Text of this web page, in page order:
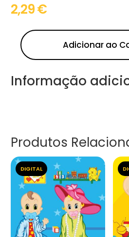
2,29€
Adicionar ao
Informação
Produtos
DIGITAL